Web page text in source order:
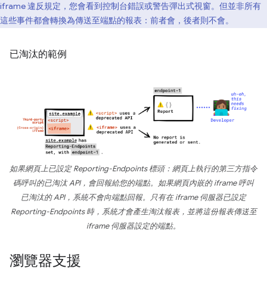
iframe 違反規定，您會看到控制台錯誤或警告彈出式視窗。但並非所有
這些事件都會轉換為傳送至端點的報表：前者會，後者則不會。
已淘汰的範例
如果網頁上已設定 Reporting-Endpoints 標頭：網頁上執行的第三方指令
碼呼叫的已淘汰 API，會回報給您的端點。如果網頁內嵌的 iframe 呼叫
已淘汰的 API，系統不會向端點回報。只有在 iframe 伺服器已設定
Reporting-Endpoints 時，系統才會產生淘汰報表，並將這份報表傳送至
iframe 伺服器設定的端點。
瀏覽器支援